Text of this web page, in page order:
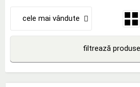
cele mai vândute
filtrează